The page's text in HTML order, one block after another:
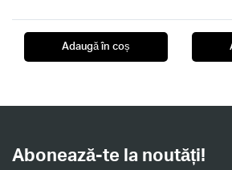
Adaugă în coș
Abonează-te la noutăți!